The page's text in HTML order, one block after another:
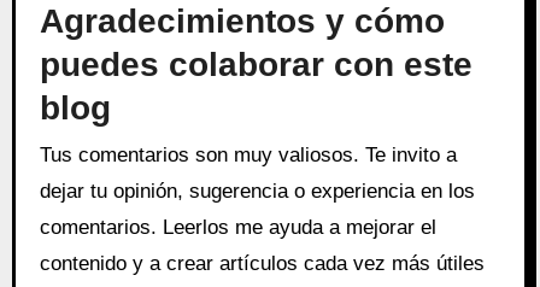
Agradecimientos y cómo
puedes colaborar con este
blog
Tus comentarios son muy valiosos. Te invito a
dejar tu opinión, sugerencia o experiencia en los
comentarios. Leerlos me ayuda a mejorar el
contenido y a crear artículos cada vez más útiles